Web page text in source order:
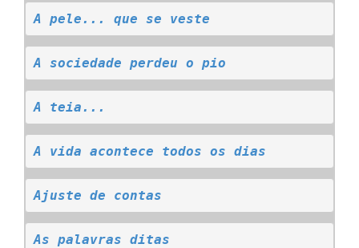
A pele... que se veste
A sociedade perdeu o pio
A teia...
A vida acontece todos os dias
Ajuste de contas
As palavras ditas